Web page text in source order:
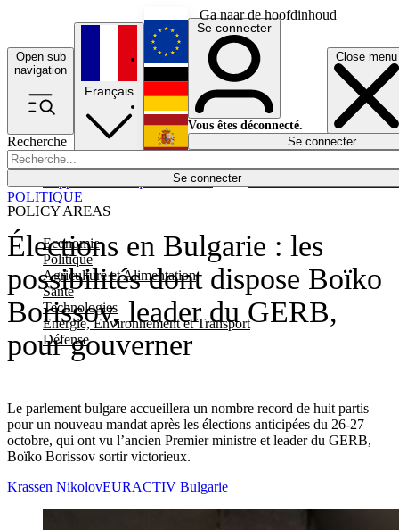
Ga naar de hoofdinhoud
Open sub
navigation
Close menu
Recherche
Se connecter
POLICY AREAS
Economie
Politique
Agriculture et Alimentation
Santé
Technologies
Energie, Environnement et Transport
Défense
Économie
Français
English
Deutsch
Español
Se connecter
Vous êtes déconnecté.
Se connecter
Élections en Bulgarie : les
possibilités dont dispose Boïko
Borissov, leader du GERB,
pour gouverner
Le parlement bulgare accueillera un nombre record de huit partis
pour un nouveau mandat après les élections anticipées du 26-27
octobre, qui ont vu l’ancien Premier ministre et leader du GERB,
Boïko Borissov sortir victorieux.
POLITIQUE
Krassen NikolovEURACTIV Bulgarie